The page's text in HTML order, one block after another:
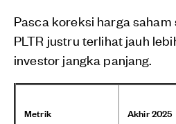
Pasca koreksi harga
PLTR justru terlihat jauh
investor jangka panjang.
Metrik Akhir 2025